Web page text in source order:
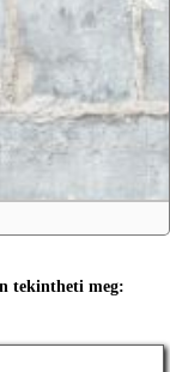
tekintheti meg: